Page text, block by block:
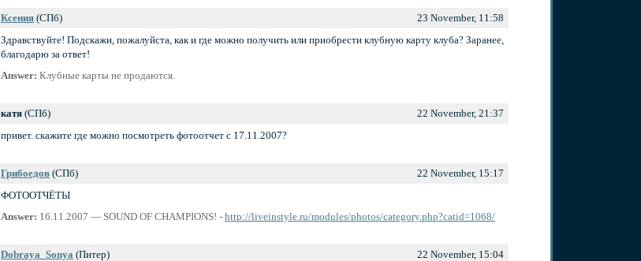
Ксения (СПб)
23 November, 11:58
Здравствуйте! Подскажи, пожалуйста, как и где можно получить или приобрести клубную карту клуба? Заранее,
благодарю за ответ!
Answer: Клубные карты не продаются.
катя (СПб)
22 November, 21:37
привет. скажите где можно посмотреть фотоотчет с 17.11.2007?
Грибоедов (СПб)
22 November, 15:17
ФОТООТЧЁТЫ
Answer: 16.11.2007 — SOUND OF CHAMPIONS! - http://liveinstyle.ru/modules/photos/category.php?catid=1068/
Dobraya_Sonya (Питер)
22 November, 15:04